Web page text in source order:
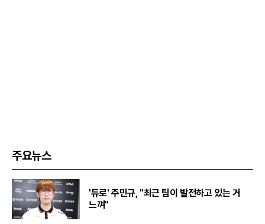
주요뉴스
'듀로' 주민규, "최근 팀이 발전하고 있는 거
느껴"